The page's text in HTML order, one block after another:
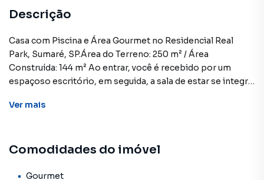
Descrição
Casa com Piscina e Área Gourmet no Residencial Real
Park, Sumaré, SP.Área do Terreno: 250 m² / Área
Construída: 144 m² Ao entrar, você é recebido por um
espaçoso escritório, em seguida, a sala de estar se integra
ambiente aberto. A bancada esculpida com detalhes
coberta e equipada com uma churrasqueira, enquanto o
conforto aos convidados.O amplo quintal, uma
Ver mais
Comodidades do imóvel
Gourmet